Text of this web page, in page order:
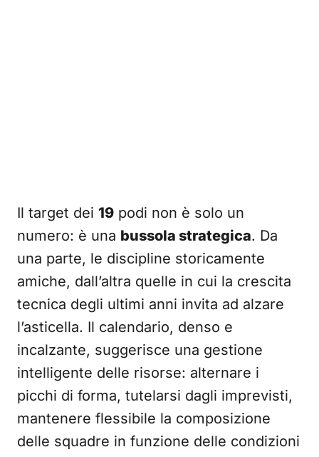
Il target dei 19 podi non è solo un
numero: è una bussola strategica. Da
una parte, le discipline storicamente
amiche, dall’altra quelle in cui la crescita
tecnica degli ultimi anni invita ad alzare
l’asticella. Il calendario, denso e
incalzante, suggerisce una gestione
intelligente delle risorse: alternare i
picchi di forma, tutelarsi dagli imprevisti,
mantenere flessibile la composizione
delle squadre in funzione delle condizioni